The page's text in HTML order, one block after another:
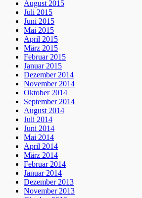
August 2015
Juli 2015
Juni 2015
Mai 2015
April 2015
März 2015
Februar 2015
Januar 2015
Dezember 2014
November 2014
Oktober 2014
September 2014
August 2014
Juli 2014
Juni 2014
Mai 2014
April 2014
März 2014
Februar 2014
Januar 2014
Dezember 2013
November 2013